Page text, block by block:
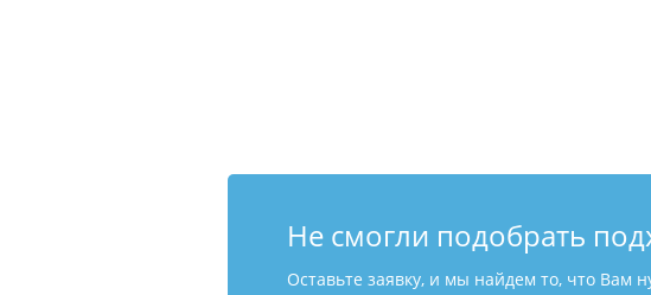
Не смогли подобрать
Оставьте заявку, и мы найдем то, что